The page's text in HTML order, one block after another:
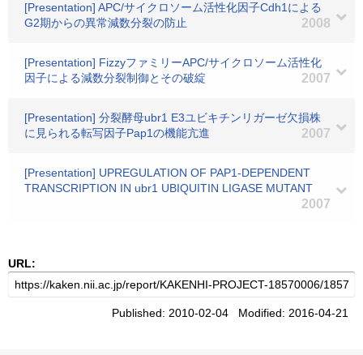
[Presentation] APC/サイクロソーム活性化因子Cdh1による
G2期からの異常減数分裂の防止
2008
[Presentation] FizzyファミリーAPC/サイクロソーム活性化
因子による減数分裂制御とその破綻
2007
[Presentation] 分裂酵母ubr1 E3ユビキチンリガーゼ欠損株
に見られる転写因子Pap1の機能亢進
2007
[Presentation] UPREGULATION OF PAP1-DEPENDENT
TRANSCRIPTION IN ubr1 UBIQUITIN LIGASE MUTANT
2007
URL:
Published: 2010-02-04 Modified: 2016-04-21